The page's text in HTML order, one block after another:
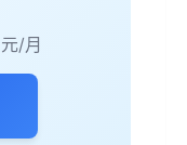
元/月